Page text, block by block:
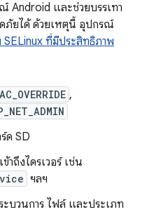
Android และช่วยบรรเทา
ภัยได้ ด้วยเหตุนี้ อุปกรณ์
SELinux ที่มีประสิทธิภาพ
,
ด SD
าถึงไดรเวอร์ เช่น
ฯลฯ
บวนการ ไฟล์ และประเภท